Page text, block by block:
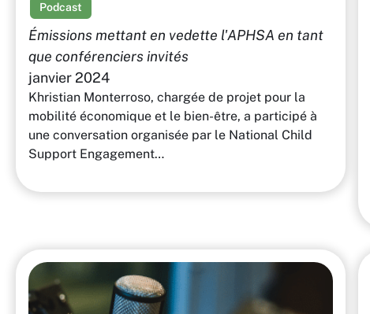
Podcast
Émissions mettant en vedette l'APHSA en tant
que conférenciers invités
janvier 2024
Khristian Monterroso, chargée de projet pour la
mobilité économique et le bien-être, a participé à
une conversation organisée par le National Child
Support Engagement…